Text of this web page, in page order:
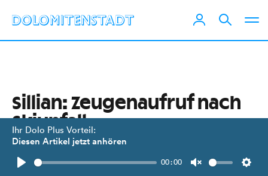
Ihr Dolo Plus Vorteil:
Diesen Artikel jetzt anhören
00:00
Sillian: Zeugenaufruf nach
Skiunfall
Im Skigebiet Hochpustertal
(Thurntaler) ereignete sich am